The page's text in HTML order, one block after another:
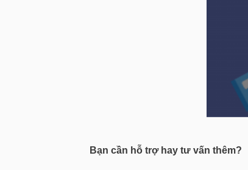
Bạn cần hỗ trợ hay tư vấn thêm?